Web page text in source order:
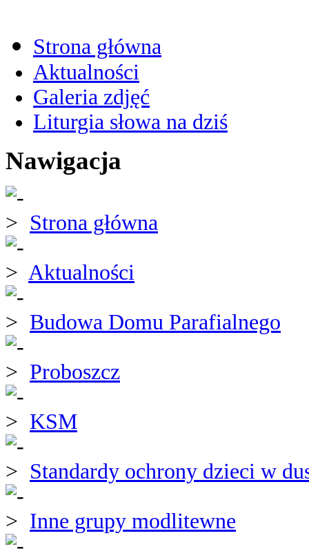
Strona główna
Aktualności
Galeria zdjęć
Liturgia słowa na dziś
Nawigacja
Strona główna
Aktualności
Budowa Domu Parafialnego
Proboszcz
KSM
Standardy ochrony dzieci w
Inne grupy modlitewne